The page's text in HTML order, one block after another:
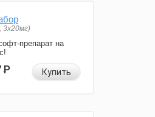
3x20мг)
препарат на
Р Купить